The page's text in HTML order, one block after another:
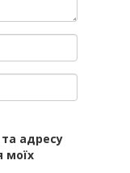
адресу
моїх